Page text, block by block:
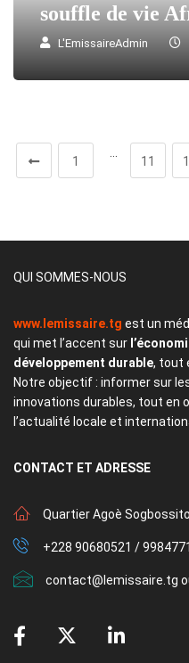
souffle de vie
L'EmissaireAdmin
1
…
11
QUI SOMMES-NOUS
www.lemissaire.tg est un
qui met l’accent sur
développement durable, tout
Notre objectif : informer sur
innovations durables, tout en
l’actualité locale et
CONTACT ET ADRESSE
Quartier Agoè
+228 90680521 /
contact@lemissaire.tg